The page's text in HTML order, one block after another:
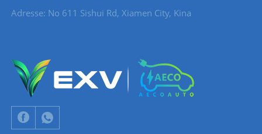
Adresse: No 611 Sishui Rd, Xiamen City, Kina